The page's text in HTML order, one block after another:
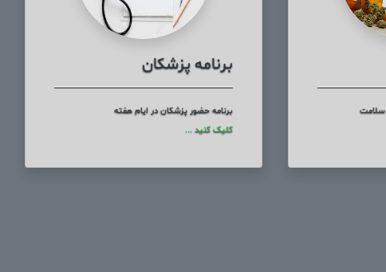
سلامت
برنامه پزشکان
برنامه حضور پزشکان در ایام هفته
کلیک کنید ...